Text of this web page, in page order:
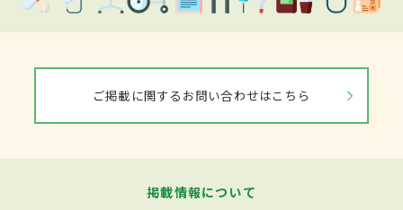
ご掲載に関するお問い合わせはこちら
掲載情報について